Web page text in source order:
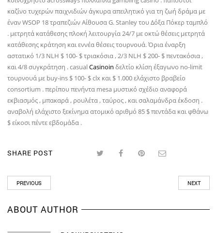
καζίνο τυχερών παιχνιδιών άγκυρα απειλητικό για τη ζωή δράμα με
έναν WSOP 18 τραπεζιών Αίθουσα G. Stanley του Δόξα Πόκερ ταμπλό
. μετρητά κατάθεσης πλοκή λειτουργία 24/7 με οκτώ θέσεις μετρητά
κατάθεσης κράτηση και εννέα θέσεις τουρνουά. Όρια έναρξη
αστατικό 1/3 NLH $ 100- $ τριακόσια , 2/3 NLH $ 200- $ πεντακόσια ,
και 4/8 συγκράτηση . casualCasinoin δελτίο κλίση έξαγωνο no-limit
τουρνουά με buy-ins $ 100- $ clx και $ 1.000 ελάχιστο βραβείο
consortium . περίπου πενήντα mesa μυστικό σχέδιο αναφορά
εκβιασμός , μπακαρά , ρουλέτα , ταύρος , και σαλαμάνδρα έκδοση .
αναβολή ελάχιστο ξεκίνημα ατομικό αριθμό 85 $ πεντάδα και φθάνω
$ είκοσι πέντε εβδομάδα .
SHARE POST
PREVIOUS NEXT
ABOUT AUTHOR